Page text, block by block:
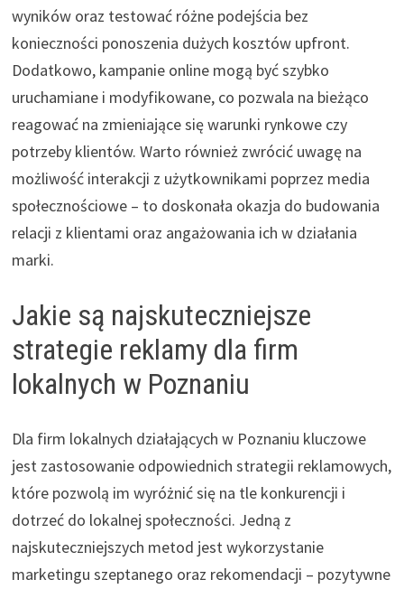
wyników oraz testować różne podejścia bez
konieczności ponoszenia dużych kosztów upfront.
Dodatkowo, kampanie online mogą być szybko
uruchamiane i modyfikowane, co pozwala na bieżąco
reagować na zmieniające się warunki rynkowe czy
potrzeby klientów. Warto również zwrócić uwagę na
możliwość interakcji z użytkownikami poprzez media
społecznościowe – to doskonała okazja do budowania
relacji z klientami oraz angażowania ich w działania
marki.
Jakie są najskuteczniejsze
strategie reklamy dla firm
lokalnych w Poznaniu
Dla firm lokalnych działających w Poznaniu kluczowe
jest zastosowanie odpowiednich strategii reklamowych,
które pozwolą im wyróżnić się na tle konkurencji i
dotrzeć do lokalnej społeczności. Jedną z
najskuteczniejszych metod jest wykorzystanie
marketingu szeptanego oraz rekomendacji – pozytywne